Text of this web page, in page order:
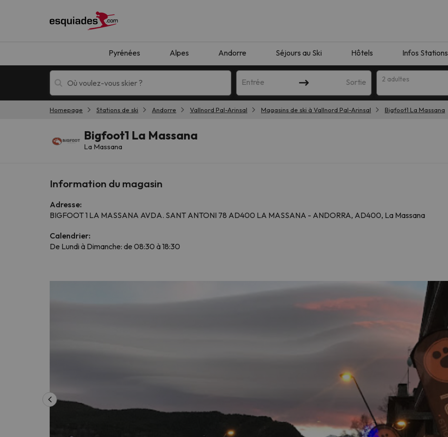
Pyrénées Alpes Andorre Séjours au Ski Hôtels Infos Stations
Entrée Sortie 2 adultes
Oups, nous n'avons pas trouvé de résultats correspondant à votre recherche. Essayez de modifier la destination.
Homepage Stations de ski Andorre Vallnord Pal-Arinsal Magasins de ski à Vallnord Pal-Arinsal Bigfoot1 La Massana
Bigfoot1 La Massana
La Massana
Information du magasin
Adresse:
BIGFOOT 1 LA MASSANA AVDA. SANT ANTONI 78 AD400 LA MASSANA - ANDORRA, AD400, La Massana
Calendrier:
De Lundi à Dimanche: de 08:30 à 18:30